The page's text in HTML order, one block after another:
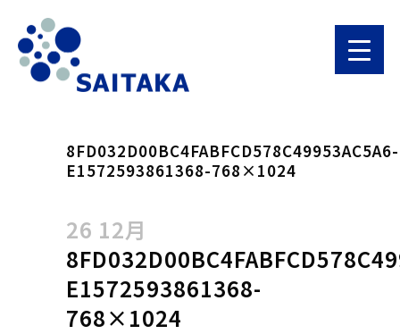
8FD032D00BC4FABFCD578C49953AC5A6-
E1572593861368-768×1024
26 12月
E1572593861368-
768×1024